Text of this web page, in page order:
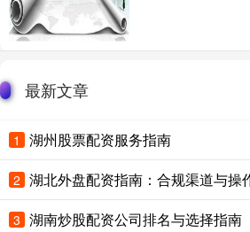
最新文章
1 湖州股票配资服务指南
2 湖北外盘配资指南：合规渠道与操
3 湖南炒股配资公司排名与选择指南